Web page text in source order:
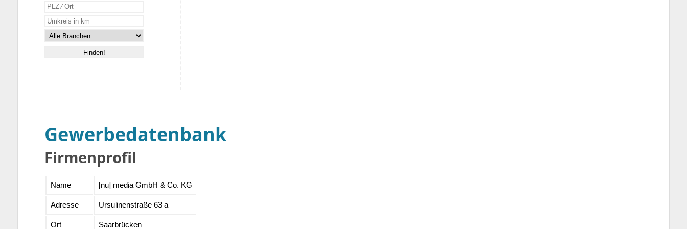
Gewerbedatenbank
Firmenprofil
Name [nu] media GmbH & Co. KG
Adresse Ursulinenstraße 63 a
Ort Saarbrücken